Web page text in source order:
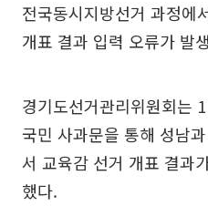
전국동시지방선거 과정에
개표 결과 입력 오류가 발
경기도선거관리위원회는
국민 사과문을 통해 성남
서 교육감 선거 개표 결과
했다.